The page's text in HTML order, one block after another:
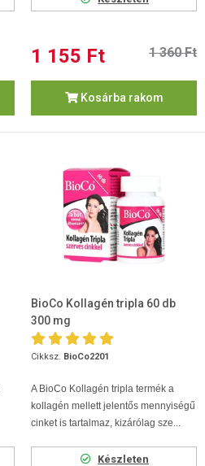
1 155 Ft 1 360 Ft
Kosárba rakom
BioCo Kollagén tripla 60 db
300 mg
Cikksz. BioCo2201
A BioCo Kollagén tripla termék a
kollagén mellett jelentős mennyiségű
cinket is tartalmaz, kizárólag sze...
Készleten